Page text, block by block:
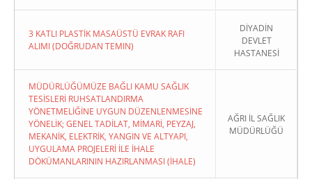
3 KATLI PLASTİK MASAÜSTÜ EVRAK RAFI
ALIMI (DOĞRUDAN TEMIN)
DİYADİN
DEVLET
HASTANESİ
MÜDÜRLÜĞÜMÜZE BAĞLI KAMU SAĞLIK
TESİSLERİ RUHSATLANDIRMA
YÖNETMELİĞİNE UYGUN DÜZENLENMESİNE
YÖNELİK; GENEL TADİLAT, MİMARİ, PEYZAJ,
MEKANİK, ELEKTRİK, YANGIN VE ALTYAPI,
UYGULAMA PROJELERİ İLE İHALE
DÖKÜMANLARININ HAZIRLANMASI (İHALE)
AĞRI İL SAĞLIK
MÜDÜRLÜĞÜ